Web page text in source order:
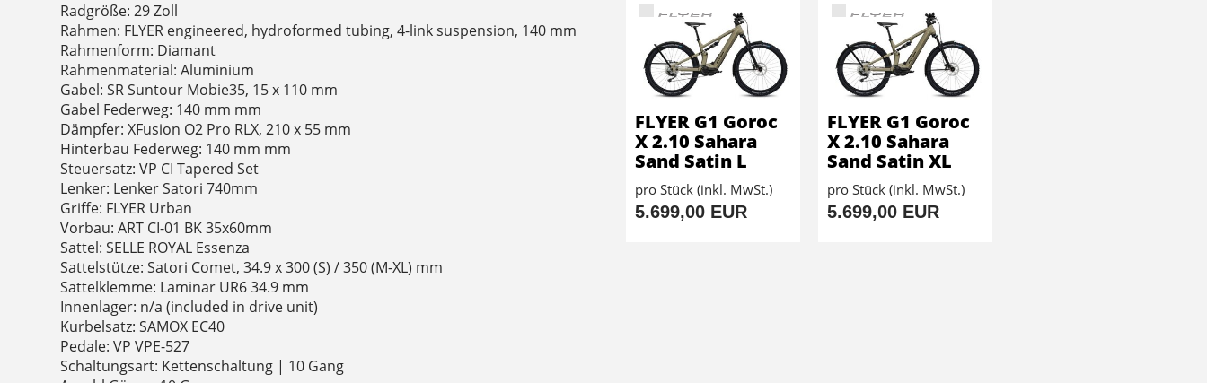
Radgröße: 29 Zoll
Rahmen: FLYER engineered, hydroformed tubing, 4-link suspension, 140 mm
Rahmenform: Diamant
Rahmenmaterial: Aluminium
Gabel: SR Suntour Mobie35, 15 x 110 mm
Gabel Federweg: 140 mm mm
Dämpfer: XFusion O2 Pro RLX, 210 x 55 mm
Hinterbau Federweg: 140 mm mm
Steuersatz: VP CI Tapered Set
Lenker: Lenker Satori 740mm
Griffe: FLYER Urban
Vorbau: ART CI-01 BK 35x60mm
Sattel: SELLE ROYAL Essenza
Sattelstütze: Satori Comet, 34.9 x 300 (S) / 350 (M-XL) mm
Sattelklemme: Laminar UR6 34.9 mm
Innenlager: n/a (included in drive unit)
Kurbelsatz: SAMOX EC40
Pedale: VP VPE-527
Schaltungsart: Kettenschaltung | 10 Gang
FLYER G1 Goroc
X 2.10 Sahara
Sand Satin L
pro Stück (inkl. MwSt.)
5.699,00 EUR
FLYER G1 Goroc
X 2.10 Sahara
Sand Satin XL
pro Stück (inkl. MwSt.)
5.699,00 EUR